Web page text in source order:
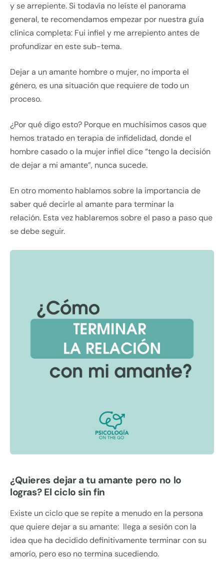
y se arrepiente. Si todavía no leíste el panorama
general, te recomendamos empezar por nuestra guía
clínica completa: Fui infiel y me arrepiento antes de
profundizar en este sub-tema.
Dejar a un amante hombre o mujer, no importa el
género, es una situación que requiere de todo un
proceso.
¿Por qué digo esto? Porque en muchísimos casos que
hemos tratado en terapia de infidelidad, donde el
hombre casado o la mujer infiel dice “tengo la decisión
de dejar a mi amante”, nunca sucede.
En otro momento hablamos sobre la importancia de
saber qué decirle al amante para terminar la
relación. Esta vez hablaremos sobre el paso a paso que
se debe seguir.
¿Quieres dejar a tu amante pero no lo
logras? El ciclo sin fin
Existe un ciclo que se repite a menudo en la persona
que quiere dejar a su amante: llega a sesión con la
idea que ha decidido definitivamente terminar con su
amorío, pero eso no termina sucediendo.